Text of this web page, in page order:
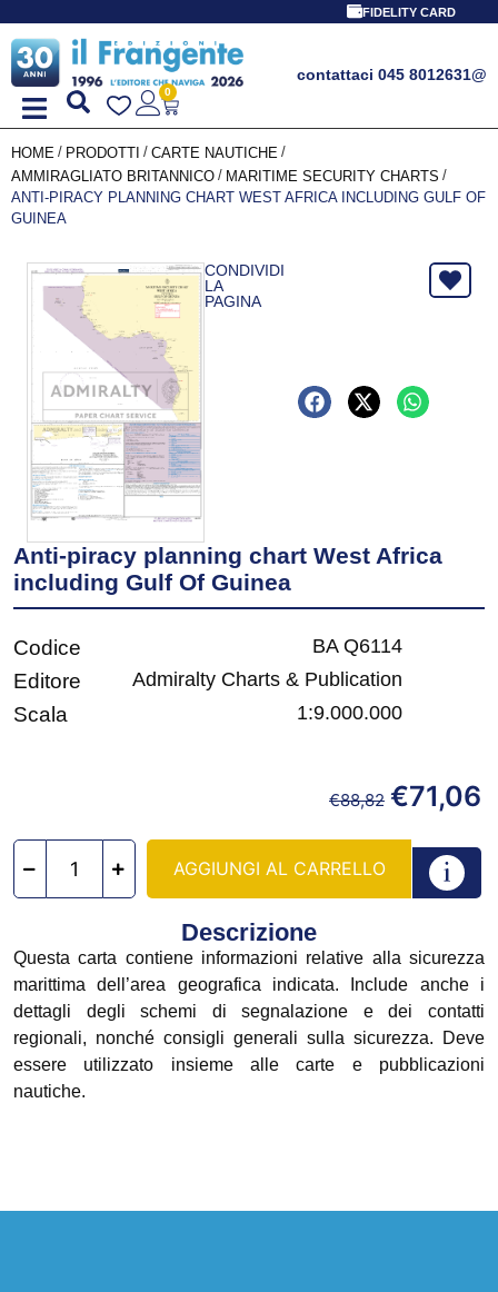
FIDELITY CARD
contattaci 045 8012631@
0
HOME / PRODOTTI / CARTE NAUTICHE /
AMMIRAGLIATO BRITANNICO / MARITIME SECURITY CHARTS /
ANTI-PIRACY PLANNING CHART WEST AFRICA INCLUDING GULF OF
GUINEA
CONDIVIDI
LA
PAGINA
Anti-piracy planning chart West Africa
including Gulf Of Guinea
Codice BA Q6114
Editore Admiralty Charts & Publication
Scala 1:9.000.000
€88,82 €71,06
AGGIUNGI AL CARRELLO
Descrizione
Questa carta contiene informazioni relative alla sicurezza
marittima dell’area geografica indicata. Include anche i
dettagli degli schemi di segnalazione e dei contatti
regionali, nonché consigli generali sulla sicurezza. Deve
essere utilizzato insieme alle carte e pubblicazioni
nautiche.